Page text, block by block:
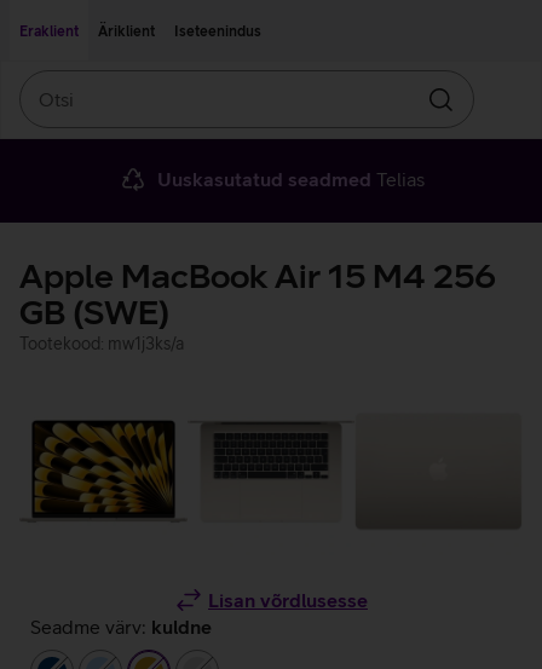
Eraklient
Äriklient Iseteenindus
Otsin
Uuskasutatud seadmed Telias
Apple MacBook Air 15 M4 256
GB (SWE)
Tootekood: mw1j3ks/a
Lisan võrdlusesse
Seadme värv: kuldne